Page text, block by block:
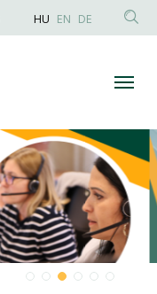
HU EN DE